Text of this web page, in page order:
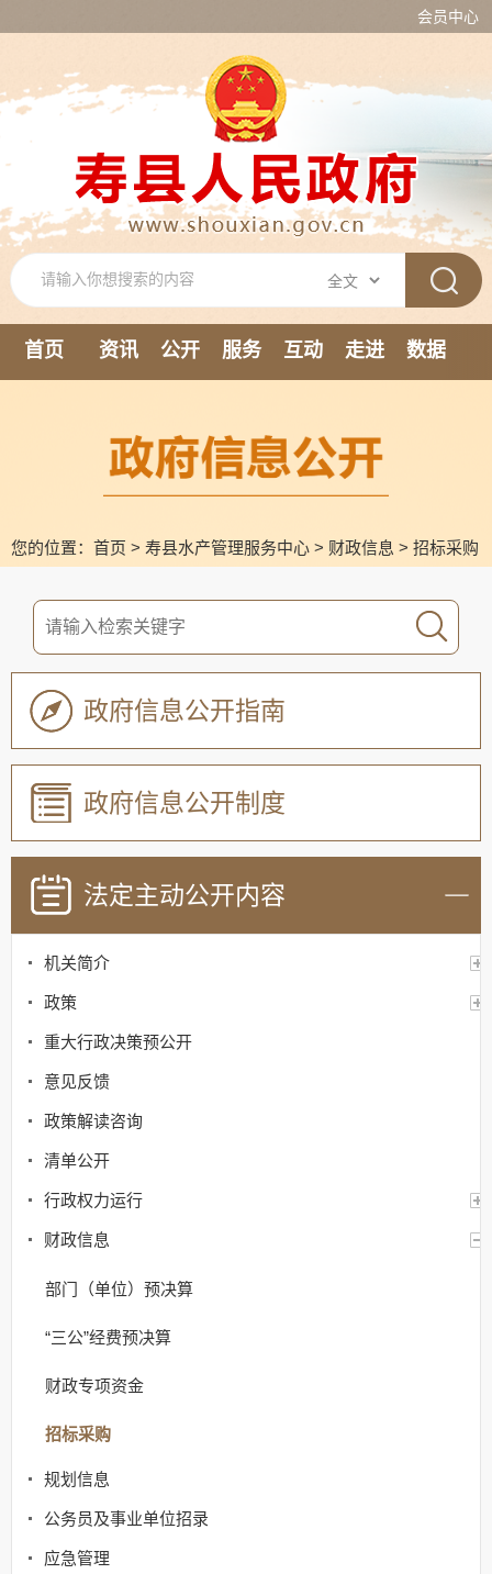
会员中心
首页 资讯 公开 服务 互动 走进
数据
您的位置： 首页 > 寿县水产管理服务中心 > 财政信息 > 招标采购
政府信息公开指南
政府信息公开制度
法定主动公开内容
机关简介
政策
重大行政决策预公开
意见反馈
政策解读咨询
清单公开
行政权力运行
财政信息
部门（单位）预决算
“三公”经费预决算
财政专项资金
招标采购
规划信息
公务员及事业单位招录
应急管理